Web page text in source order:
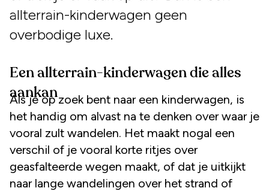
allterrain-kinderwagen geen
overbodige luxe.
Een allterrain-kinderwagen die alles
aankan
Als je op zoek bent naar een kinderwagen, is
het handig om alvast na te denken over waar je
vooral zult wandelen. Het maakt nogal een
verschil of je vooral korte ritjes over
geasfalteerde wegen maakt, of dat je uitkijkt
naar lange wandelingen over het strand of